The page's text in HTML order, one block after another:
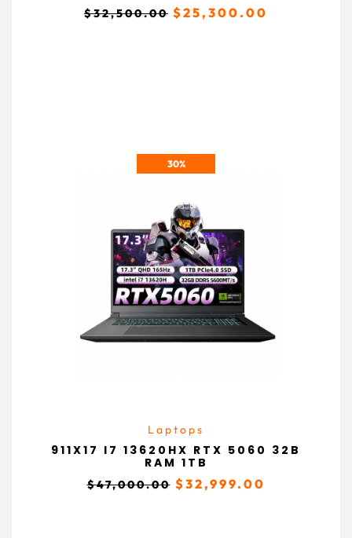
$32,500.00 $ 25,300.00
30%
Laptops
911X17 I7 13620HX RTX 5060 32B
RAM 1TB
$47,000.00 $ 32,999.00